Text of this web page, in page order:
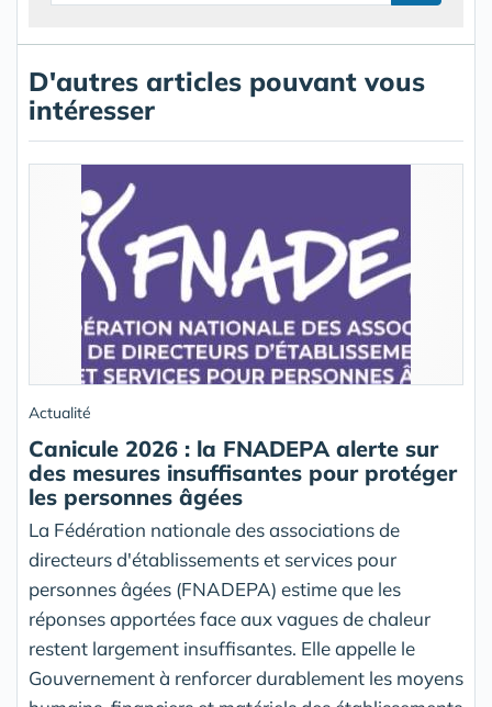
D'autres articles pouvant vous
intéresser
Actualité
Canicule 2026 : la FNADEPA alerte sur
des mesures insuffisantes pour protéger
les personnes âgées
La Fédération nationale des associations de
directeurs d'établissements et services pour
personnes âgées (FNADEPA) estime que les
réponses apportées face aux vagues de chaleur
restent largement insuffisantes. Elle appelle le
Gouvernement à renforcer durablement les moyens